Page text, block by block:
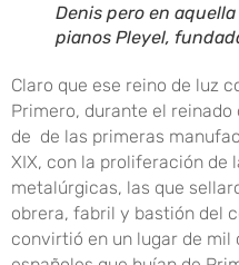
Denis pero en
pianos Pleyel,
Claro que ese reino de luz
Primero, durante el
de de las primeras
XIX, con la proliferación de
metalúrgicas, las que
obrera, fabril y bastión del
convirtió en un lugar de